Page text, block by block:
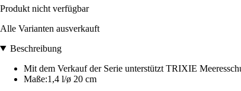
Produkt nicht verfügbar
Alle Varianten ausverkauft
Beschreibung
Mit dem Verkauf der Serie unterstützt TRIXIE
Maße:1,4 l/ø 20 cm